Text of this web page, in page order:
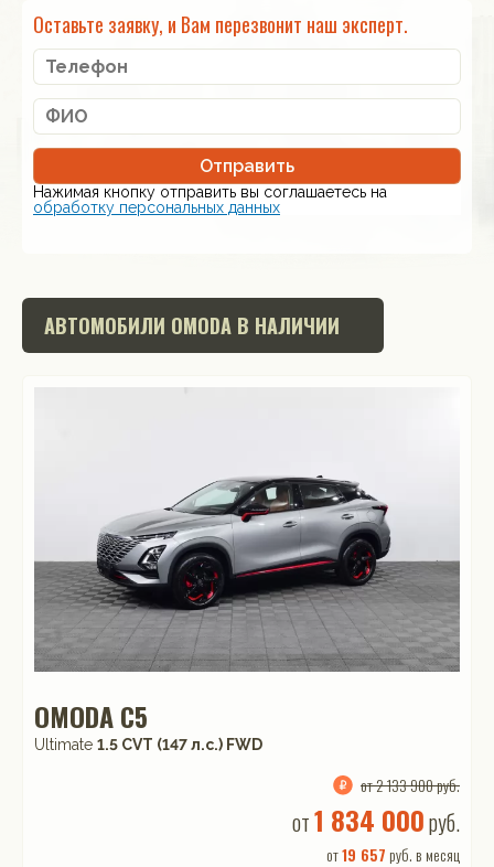
Оставьте заявку, и Вам перезвонит наш эксперт.
Отправить
Нажимая кнопку отправить вы соглашаетесь на
обработку персональных данных
АВТОМОБИЛИ OMODA В НАЛИЧИИ
OMODA C5
Ultimate 1.5 CVT (147 л.с.) FWD
от 2 133 900 руб.
от1 834 000руб.
от19 657 руб. в месяц